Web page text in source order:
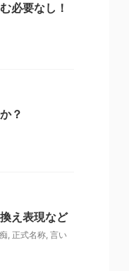
必要なし！
？
え表現など
, 正式名称, 言い